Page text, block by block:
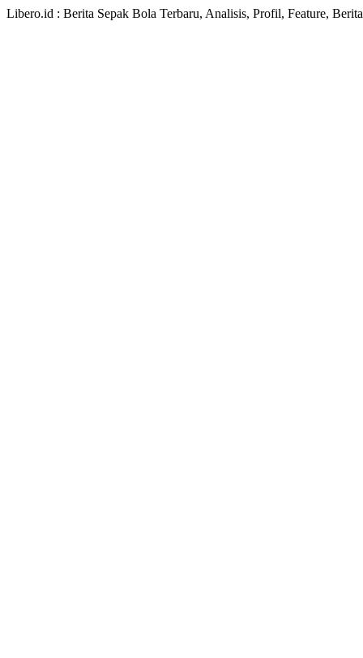
Libero.id : Berita Sepak Bola Terbaru, Analisis, Profil, Feature,